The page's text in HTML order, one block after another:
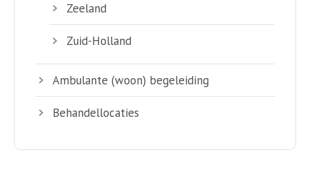
Zeeland
Zuid-Holland
Ambulante (woon) begeleiding
Behandellocaties